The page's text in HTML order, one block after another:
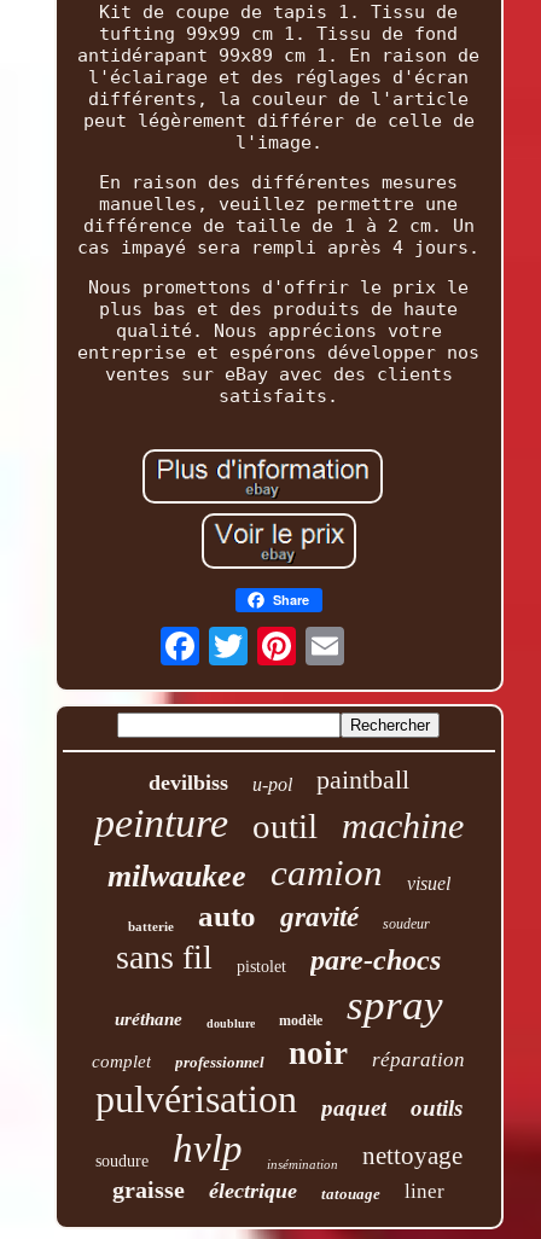
Kit de coupe de tapis 1. Tissu de
tufting 99x99 cm 1. Tissu de fond
antidérapant 99x89 cm 1. En raison de
l'éclairage et des réglages d'écran
différents, la couleur de l'article
peut légèrement différer de celle de
l'image.
En raison des différentes mesures
manuelles, veuillez permettre une
différence de taille de 1 à 2 cm. Un
cas impayé sera rempli après 4 jours.
Nous promettons d'offrir le prix le
plus bas et des produits de haute
qualité. Nous apprécions votre
entreprise et espérons développer nos
ventes sur eBay avec des clients
satisfaits.
Share
devilbiss u-pol paintball
peinture outil machine
milwaukee camion visuel
batterie auto gravité soudeur
sans fil pistolet pare-chocs
uréthane doublure modèle spray
complet professionnel noir réparation
pulvérisation paquet outils
soudure hvlp insémination nettoyage
graisse électrique tatouage liner